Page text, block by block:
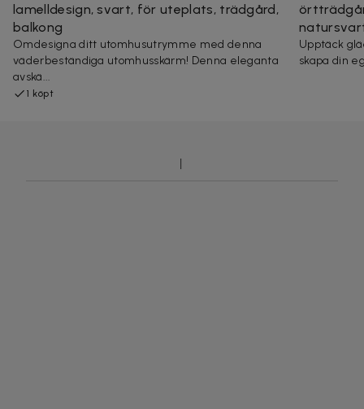
lamelldesign, svart, för uteplats, trädgård,
balkong
Omdesigna ditt utomhusutrymme med denna
väderbeständiga utomhusskärm! Denna eleganta
avskä...
1 köpt
Upptäck
skapa din